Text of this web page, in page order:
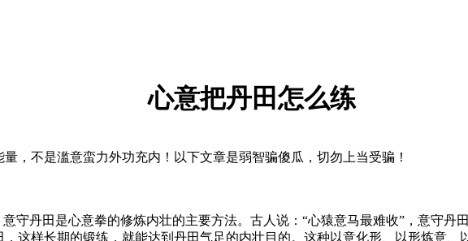
心意把丹田怎么练
不是滥意蛮力外功充内！以下文章是弱智骗傻瓜，切勿上当受骗！
丹田是心意拳的修炼内壮的主要方法。古人说：“心猿意马最难收”，意守丹
这样长期的锻练，就能达到丹田气足的内壮目的。这种以意化形、以形炼意